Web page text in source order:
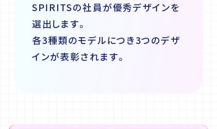
SPIRITSの社員が優秀デザインを
選出します。
各3種類のモデルにつき3つのデザ
インが表彰されます。